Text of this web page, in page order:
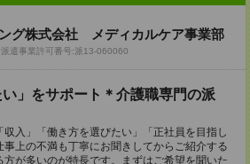
グ株式会社 メディカルケア事業部
遣事業許可番号:派13-060060
い」をサポート＊介護職専門の派
収入」「働き方を選びたい」「正社員を目指し
上の不満も丁寧にお聞きしてからご紹介する
が多いのが特長です。まずはご希望を聞いた